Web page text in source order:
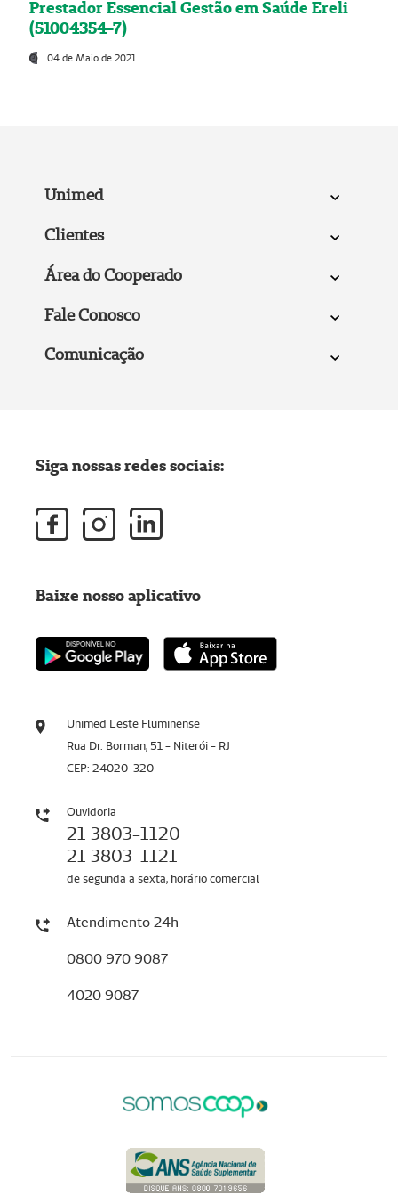
Prestador Essencial Gestão em Saúde Ereli
(51004354-7)
04 de Maio de 2021
Unimed
Clientes
Área do Cooperado
Fale Conosco
Comunicação
Unimed Leste Fluminense
Rua Dr. Borman, 51 - Niterói - RJ
CEP: 24020-320
Ouvidoria
21 3803-1120
21 3803-1121
de segunda a sexta, horário comercial
Atendimento 24h
0800 970 9087
4020 9087
Siga nossas redes sociais:
Baixe nosso aplicativo